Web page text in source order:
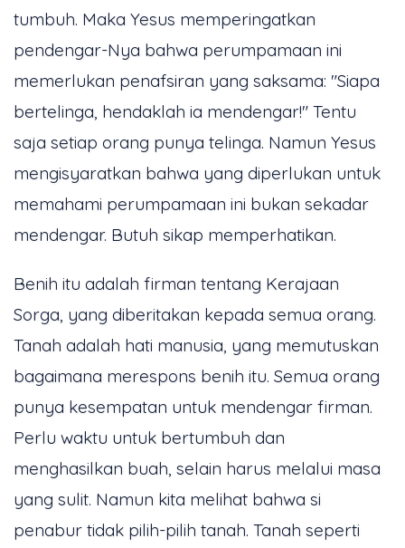
tumbuh. Maka Yesus memperingatkan
pendengar-Nya bahwa perumpamaan ini
memerlukan penafsiran yang saksama: "Siapa
bertelinga, hendaklah ia mendengar!" Tentu
saja setiap orang punya telinga. Namun Yesus
mengisyaratkan bahwa yang diperlukan untuk
memahami perumpamaan ini bukan sekadar
mendengar. Butuh sikap memperhatikan.
Benih itu adalah firman tentang Kerajaan
Sorga, yang diberitakan kepada semua orang.
Tanah adalah hati manusia, yang memutuskan
bagaimana merespons benih itu. Semua orang
punya kesempatan untuk mendengar firman.
Perlu waktu untuk bertumbuh dan
menghasilkan buah, selain harus melalui masa
yang sulit. Namun kita melihat bahwa si
penabur tidak pilih-pilih tanah. Tanah seperti